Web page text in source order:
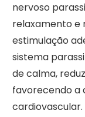
nervoso
relaxamento e
estimulação
sistema
de calma,
favorecendo a
cardiovascular.